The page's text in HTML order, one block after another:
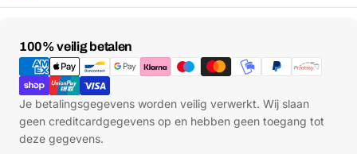
100% veilig betalen
Betaalmethoden
Je betalingsgegevens worden veilig verwerkt. Wij slaan
geen creditcardgegevens op en hebben geen toegang tot
deze gegevens.